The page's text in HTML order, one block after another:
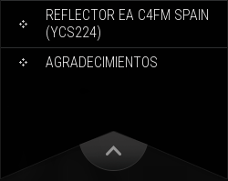
REFLECTOR EA C4FM SPAIN
(YCS224)
AGRADECIMIENTOS